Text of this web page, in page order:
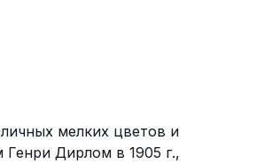
мелких цветов и
Дирлом в 1905 г.,